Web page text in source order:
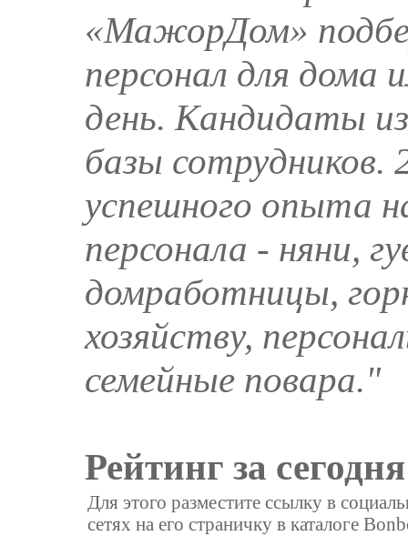
«МажорДом»
персонал для дома
день. Кандидаты
базы
успешного опыта
персонала - няни,
домработницы,
хозяйству,
семейные повара."
Рейтинг за
Для этого разместите ссылку в
сетях на его страничку в каталоге